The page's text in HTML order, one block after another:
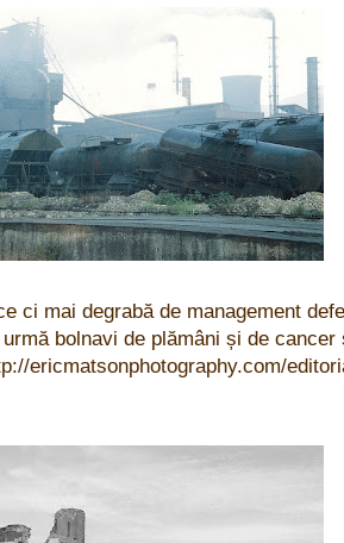
ci mai degrabă de management
bolnavi de plămâni și de
ericmatsonphotography.com/